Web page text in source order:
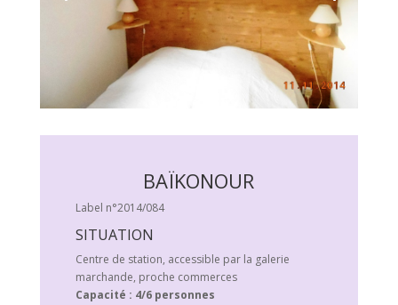
BAÏKONOUR
Label n°2014/084
SITUATION
Centre de station, accessible par la galerie
marchande, proche commerces
Capacité : 4/6 personnes